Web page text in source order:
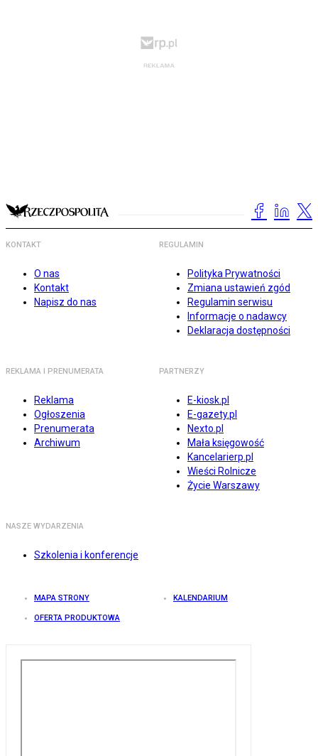
KONTAKT
O nas
Kontakt
Napisz do nas
REGULAMIN
Polityka Prywatności
Zmiana ustawień zgód
Regulamin serwisu
Informacje o nadawcy
Deklaracja dostępności
REKLAMA I PRENUMERATA
Reklama
Ogłoszenia
Prenumerata
Archiwum
PARTNERZY
E-kiosk.pl
E-gazety.pl
Nexto.pl
Mała księgowość
Kancelarierp.pl
Wieści Rolnicze
Życie Warszawy
NASZE WYDARZENIA
Szkolenia i konferencje
MAPA STRONY KALENDARIUM
OFERTA PRODUKTOWA